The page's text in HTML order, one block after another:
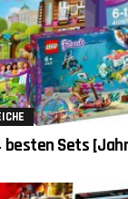
besten Sets